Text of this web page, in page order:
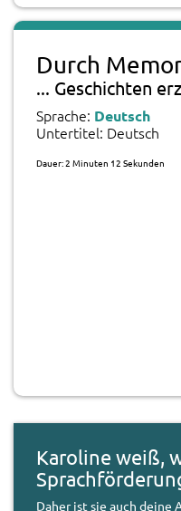
Durch
... Geschichten
Sprache: Deutsch
Untertitel: Deutsch
Dauer: 2 Minuten 12 Sekunden
Karoline weiß,
Daher ist sie auch deine